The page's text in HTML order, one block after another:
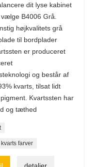
dit lyse kabinet
B4006 Grå.
højkvalitets grå
til bordplader
er produceret
og består af
kvarts, tilsat lidt
Kvartssten har
og tæthed
farver
detaljer